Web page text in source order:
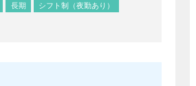
長期
シフト制（夜勤あり）